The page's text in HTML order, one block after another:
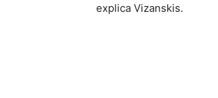
explica Vizanskis.